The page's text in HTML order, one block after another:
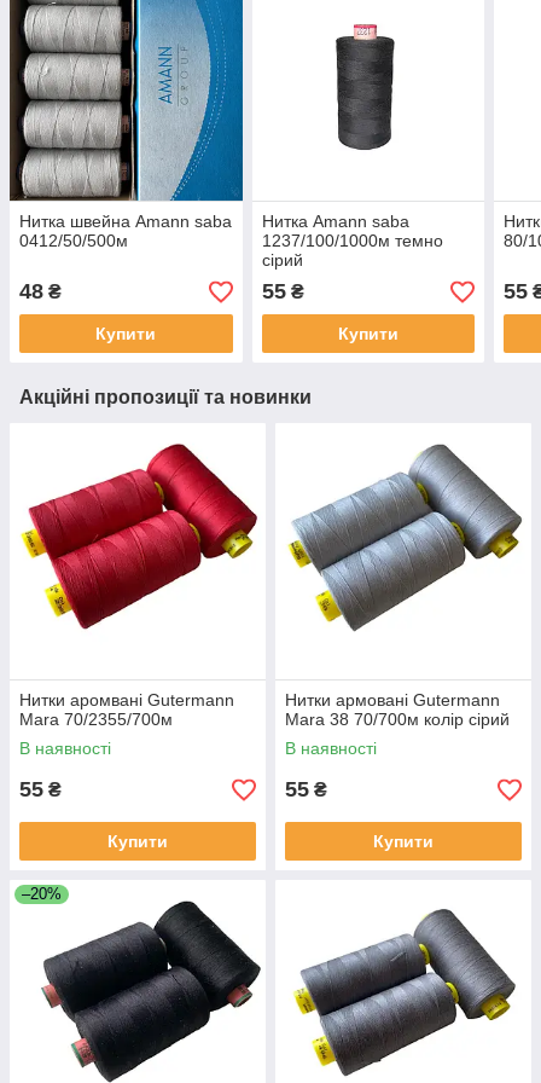
Нитка швейна Amann saba
0412/50/500м
48 ₴
Купити
Нитка Amann saba
1237/100/1000м темно
сірий
55₴
Купити
80/
55
Акційні пропозиції та новинки
Нитки аромвані Gutermann
Mara 70/2355/700м
В наявності
55 ₴
Купити
Нитки армовані Gutermann
Mara 38 70/700м колір сірий
В наявності
55 ₴
Купити
–20%